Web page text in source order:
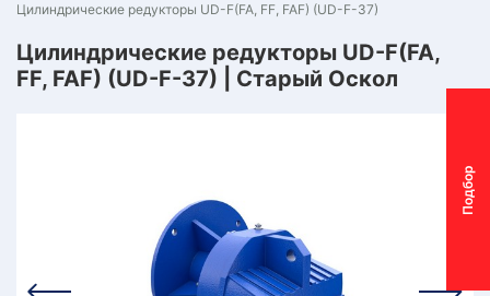
П
о
д
б
о
р
м
о
т
о
р
-
р
е
д
у
к
т
о
р
Цилиндрические редукторы UD-F(FA, FF, FAF) (UD-F-37)
Цилиндрические редукторы UD-F(FA,
FF, FAF) (UD-F-37) | Старый Оскол